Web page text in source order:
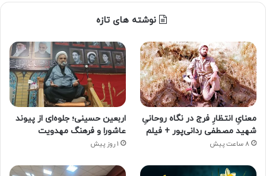
نوشته های تازه
معنایِ انتظارِ فرج در نگاه روحانیِ
شهید مصطفی ردانی‌پور + فیلم
8 ساعت پیش
اربعین حسینی؛ جلوه‌ای از پیوند
عاشورا و فرهنگ مهدویت
1 روز پیش